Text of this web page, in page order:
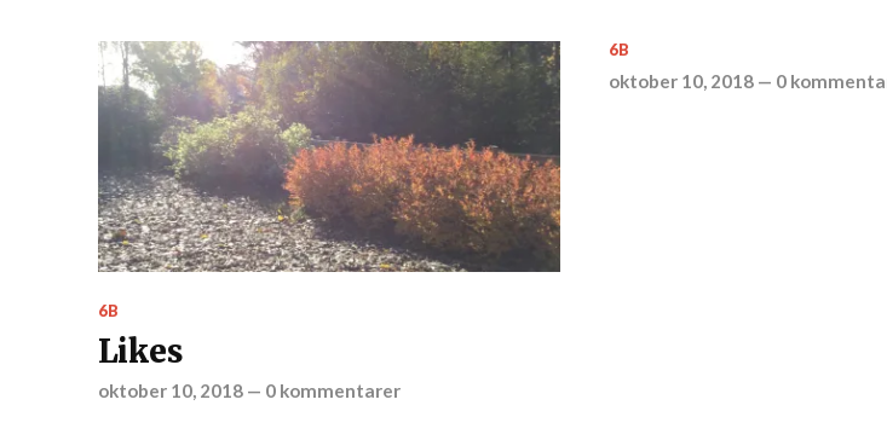
6B
Likes
oktober 10, 2018— 0 kommentarer
6B
oktober 10, 2018— 0